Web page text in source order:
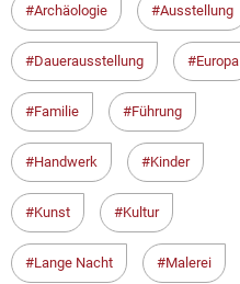
Archäologie Ausstellung
Dauerausstellung Europa
Familie Führung
Handwerk Kinder
Kunst Kultur
Lange Nacht Malerei